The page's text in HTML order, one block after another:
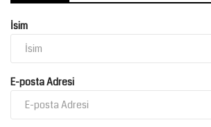
İsim
E-posta Adresi